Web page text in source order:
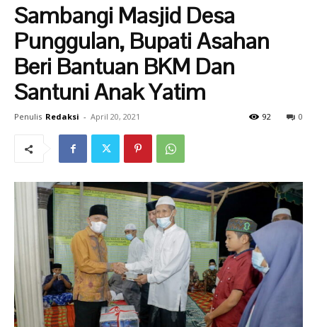
Sambangi Masjid Desa
Punggulan, Bupati Asahan
Beri Bantuan BKM Dan
Santuni Anak Yatim
Penulis Redaksi - April 20, 2021 0
92